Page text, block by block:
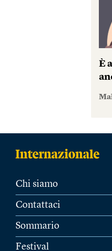
È
Chi siamo
Contattaci
Sommario
Festival